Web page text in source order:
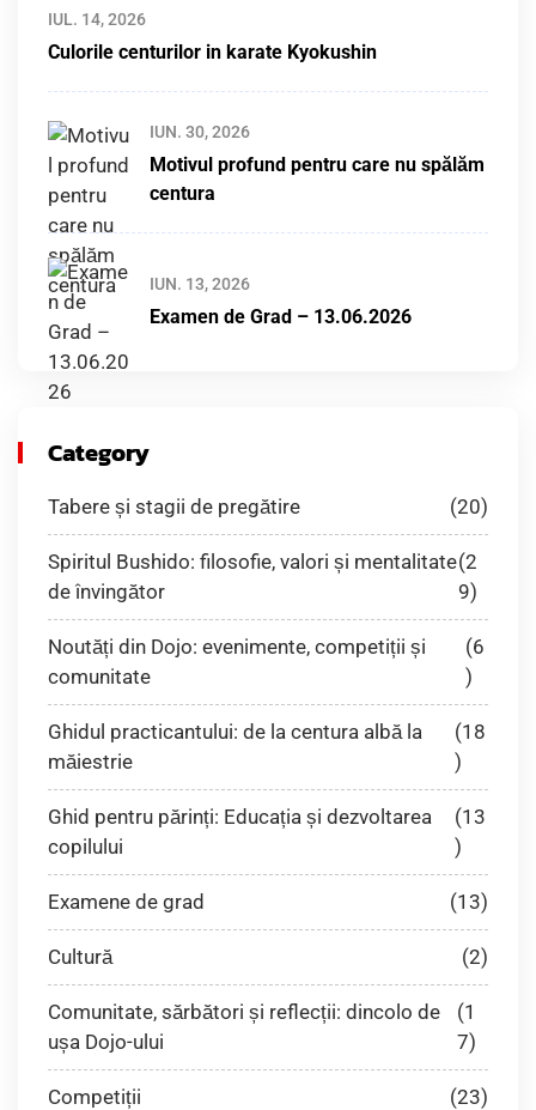
IUL. 14, 2026
Culorile centurilor in karate Kyokushin
IUN. 30, 2026
Motivul profund pentru care nu spălăm
centura
IUN. 13, 2026
Examen de Grad – 13.06.2026
Category
Tabere și stagii de pregătire (20)
Spiritul Bushido: filosofie, valori și mentalitate
de învingător
(2
9)
Noutăți din Dojo: evenimente, competiții și
comunitate
(6
)
Ghidul practicantului: de la centura albă la
măiestrie
(18
)
Ghid pentru părinți: Educația și dezvoltarea
copilului
(13
)
Examene de grad (13)
Cultură (2)
Comunitate, sărbători și reflecții: dincolo de
ușa Dojo-ului
(1
7)
Competiții (23)